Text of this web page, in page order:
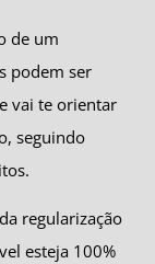
de um
podem ser
vai te orientar
seguindo
regularização
esteja 100%